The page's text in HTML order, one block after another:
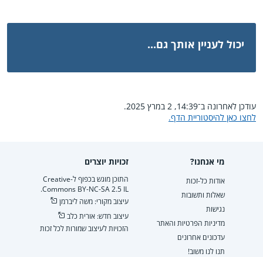
יכול לעניין אותך גם...
עודכן לאחרונה ב־14:39, 2 במרץ 2025.
לחצו כאן להיסטוריית הדף.
מי אנחנו?
אודות כל-זכות
שאלות ותשובות
נגישות
מדיניות הפרטיות והאתר
עדכונים אחרונים
תנו לנו משוב!
זכויות יוצרים
התוכן מוגש בכפוף ל-Creative
Commons BY-NC-SA 2.5 IL.
עיצוב מקורי: משה ליברמן
עיצוב חדש: אורית כלב
הזכויות לעיצוב שמורות לכל זכות